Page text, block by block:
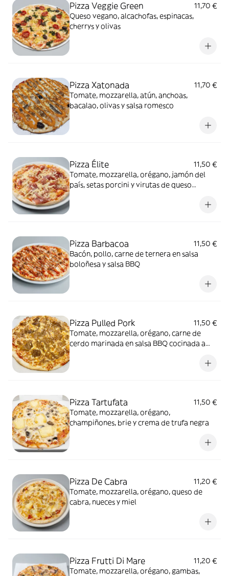
Pizza Veggie Green
11,70 €
Queso vegano, alcachofas, espinacas,
cherrys y olivas
Pizza Xatonada
11,70 €
Tomate, mozzarella, atún, anchoas,
bacalao, olivas y salsa romesco
Pizza Élite
11,50 €
Tomate, mozzarella, orégano, jamón del
país, setas porcini y virutas de queso
Pizza Barbacoa
11,50 €
Bacón, pollo, carne de ternera en salsa
boloñesa y salsa BBQ
Pizza Pulled Pork
11,50 €
Tomate, mozzarella, orégano, carne de
cerdo marinada en salsa BBQ cocinada a
Pizza Tartufata
11,50 €
Tomate, mozzarella, orégano,
champiñones, brie y crema de trufa negra
Pizza De Cabra
11,20 €
Tomate, mozzarella, orégano, queso de
cabra, nueces y miel
Pizza Frutti Di Mare
11,20 €
Tomate, mozzarella, orégano, gambas,